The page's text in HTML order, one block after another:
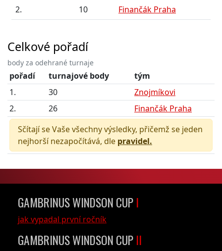
2.
10 Finančák Praha
Celkové pořadí
body za odehrané turnaje
pořadí turnajové body
tým
1.
30
Znojmíkovi
2.
26
Finančák Praha
Sčítají se Vaše všechny výsledky, přičemž se jeden
nejhorší nezapočítává, dle pravidel.
GAMBRINUS WINDSON CUP I
jak vypadal první ročník
GAMBRINUS WINDSON CUP II